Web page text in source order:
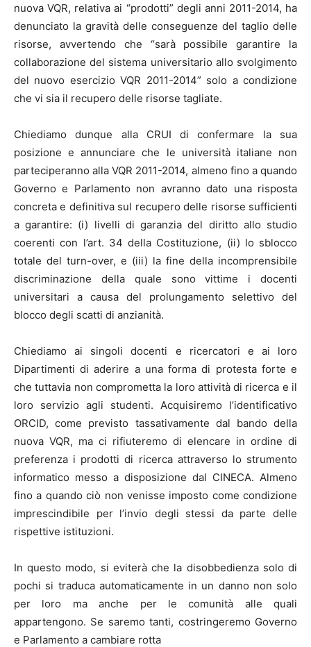
nuova VQR, relativa ai “prodotti” degli anni 2011-2014, ha
denunciato la gravità delle conseguenze del taglio delle
risorse, avvertendo che “sarà possibile garantire la
collaborazione del sistema universitario allo svolgimento
del nuovo esercizio VQR 2011-2014” solo a condizione
che vi sia il recupero delle risorse tagliate.
Chiediamo dunque alla CRUI di confermare la sua
posizione e annunciare che le università italiane non
parteciperanno alla VQR 2011-2014, almeno fino a quando
Governo e Parlamento non avranno dato una risposta
concreta e definitiva sul recupero delle risorse sufficienti
a garantire: (i) livelli di garanzia del diritto allo studio
coerenti con l’art. 34 della Costituzione, (ii) lo sblocco
totale del turn-over, e (iii) la fine della incomprensibile
discriminazione della quale sono vittime i docenti
universitari a causa del prolungamento selettivo del
blocco degli scatti di anzianità.
Chiediamo ai singoli docenti e ricercatori e ai loro
Dipartimenti di aderire a una forma di protesta forte e
che tuttavia non comprometta la loro attività di ricerca e il
loro servizio agli studenti. Acquisiremo l’identificativo
ORCID, come previsto tassativamente dal bando della
nuova VQR, ma ci rifiuteremo di elencare in ordine di
preferenza i prodotti di ricerca attraverso lo strumento
informatico messo a disposizione dal CINECA. Almeno
fino a quando ciò non venisse imposto come condizione
imprescindibile per l’invio degli stessi da parte delle
rispettive istituzioni.
In questo modo, si eviterà che la disobbedienza solo di
pochi si traduca automaticamente in un danno non solo
per loro ma anche per le comunità alle quali
appartengono. Se saremo tanti, costringeremo Governo
e Parlamento a cambiare rotta